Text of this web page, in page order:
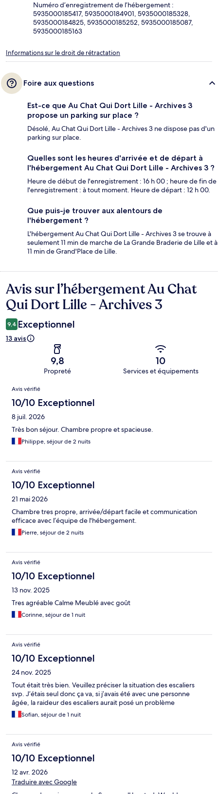
Numéro d’enregistrement de l’hébergement :
5935000185417, 5935000184901, 5935000185328,
5935000184825, 5935000185252, 5935000185087,
5935000185163
Informations sur le droit de rétractation
Foire aux questions
Est-ce que Au Chat Qui Dort Lille - Archives 3
propose un parking sur place ?
Désolé, Au Chat Qui Dort Lille - Archives 3 ne dispose pas d'un
parking sur place.
Quelles sont les heures d'arrivée et de départ à
l'hébergement Au Chat Qui Dort Lille - Archives 3 ?
Heure de début de l'enregistrement : 16 h 00 ; heure de fin de
l'enregistrement : à tout moment. Heure de départ : 12 h 00.
Que puis-je trouver aux alentours de
l'hébergement ?
L'hébergement Au Chat Qui Dort Lille - Archives 3 se trouve à
seulement 11 min de marche de La Grande Braderie de Lille et à
11 min de Grand'Place de Lille.
Avis
Avis sur l’hébergement Au Chat
Qui Dort Lille - Archives 3
9,4 Exceptionnel
13 avis
9,8
Propreté
10
Services et équipements
Avis
Avis vérifié
10/10 Exceptionnel
8 juil. 2026
Très bon séjour. Chambre propre et spacieuse.
Philippe, séjour de 2 nuits
Avis vérifié
10/10 Exceptionnel
21 mai 2026
Chambre tres propre, arrivée/départ facile et communication
efficace avec l’équipe de l'hébergement.
Pierre, séjour de 2 nuits
Avis vérifié
10/10 Exceptionnel
13 nov. 2025
Tres agréable Calme Meublé avec goût
Corinne, séjour de 1 nuit
Avis vérifié
10/10 Exceptionnel
24 nov. 2025
Tout était très bien. Veuillez préciser la situation des escaliers
svp. J’étais seul donc ça va, si j’avais été avec une personne
âgée, la raideur des escaliers aurait posé un problème
Sofian, séjour de 1 nuit
Avis vérifié
10/10 Exceptionnel
12 avr. 2026
Traduire avec Google